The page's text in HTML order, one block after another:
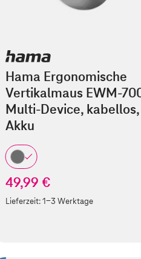
Hama Ergonomische
Vertikalmaus EWM-
Multi-Device, kabellos,
Akku
49,99 €
Lieferzeit:1-3 Werktage